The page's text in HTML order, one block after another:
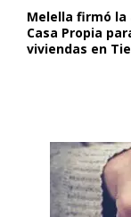
Melella firmó
Casa Propia
viviendas en